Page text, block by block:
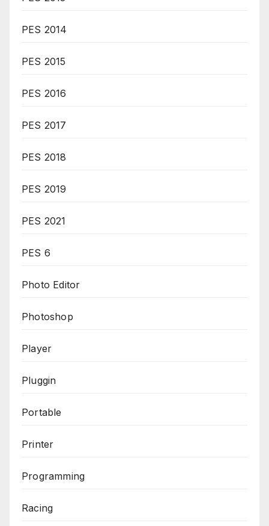
PES 2014
PES 2015
PES 2016
PES 2017
PES 2018
PES 2019
PES 2021
PES 6
Photo Editor
Photoshop
Player
Pluggin
Portable
Printer
Programming
Racing